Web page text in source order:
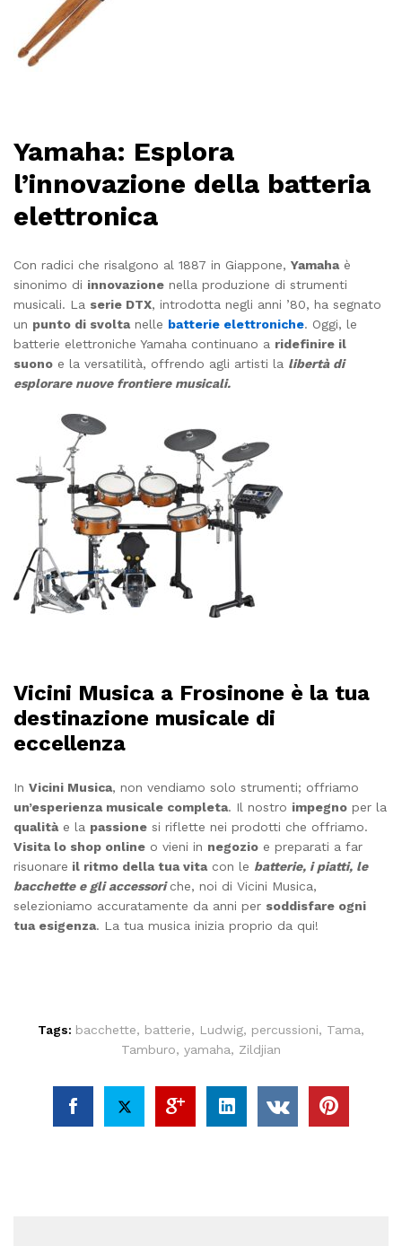
Yamaha: Esplora
l’innovazione della batteria
elettronica
Con radici che risalgono al 1887 in Giappone, Yamahaè
sinonimo di innovazione nella produzione di strumenti
musicali. La serie DTX, introdotta negli anni ’80, ha segnato
un punto di svoltanelle batterie elettroniche. Oggi, le
batterie elettroniche Yamaha continuano a ridefinire il
suono e la versatilità, offrendo agli artisti la libertà di
esplorare nuove frontiere musicali.
Vicini Musica a Frosinone è la tua
destinazione musicale di
eccellenza
In Vicini Musica, non vendiamo solo strumenti; offriamo
un’esperienza musicale completa. Il nostro impegno per la
qualitàe la passione si riflette nei prodotti che offriamo.
Visita lo shop online o vieni in negozio e preparati a far
risuonare il ritmo della tua vitacon le batterie, i piatti, le
bacchette e gli accessori che, noi di Vicini Musica,
selezioniamo accuratamente da anni per soddisfare ogni
tua esigenza. La tua musica inizia proprio da qui!
Tags: bacchette, batterie, Ludwig, percussioni, Tama,
Tamburo, yamaha, Zildjian